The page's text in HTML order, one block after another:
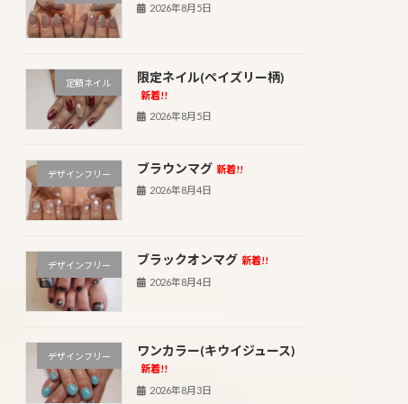
2026年8月5日
定額ネイル 限定ネイル(ペイズリー柄)
新着!!
2026年8月5日
デザインフリー ブラウンマグ 新着!!
2026年8月4日
デザインフリー ブラックオンマグ 新着!!
2026年8月4日
デザインフリー ワンカラー(キウイジュース)
新着!!
2026年8月3日